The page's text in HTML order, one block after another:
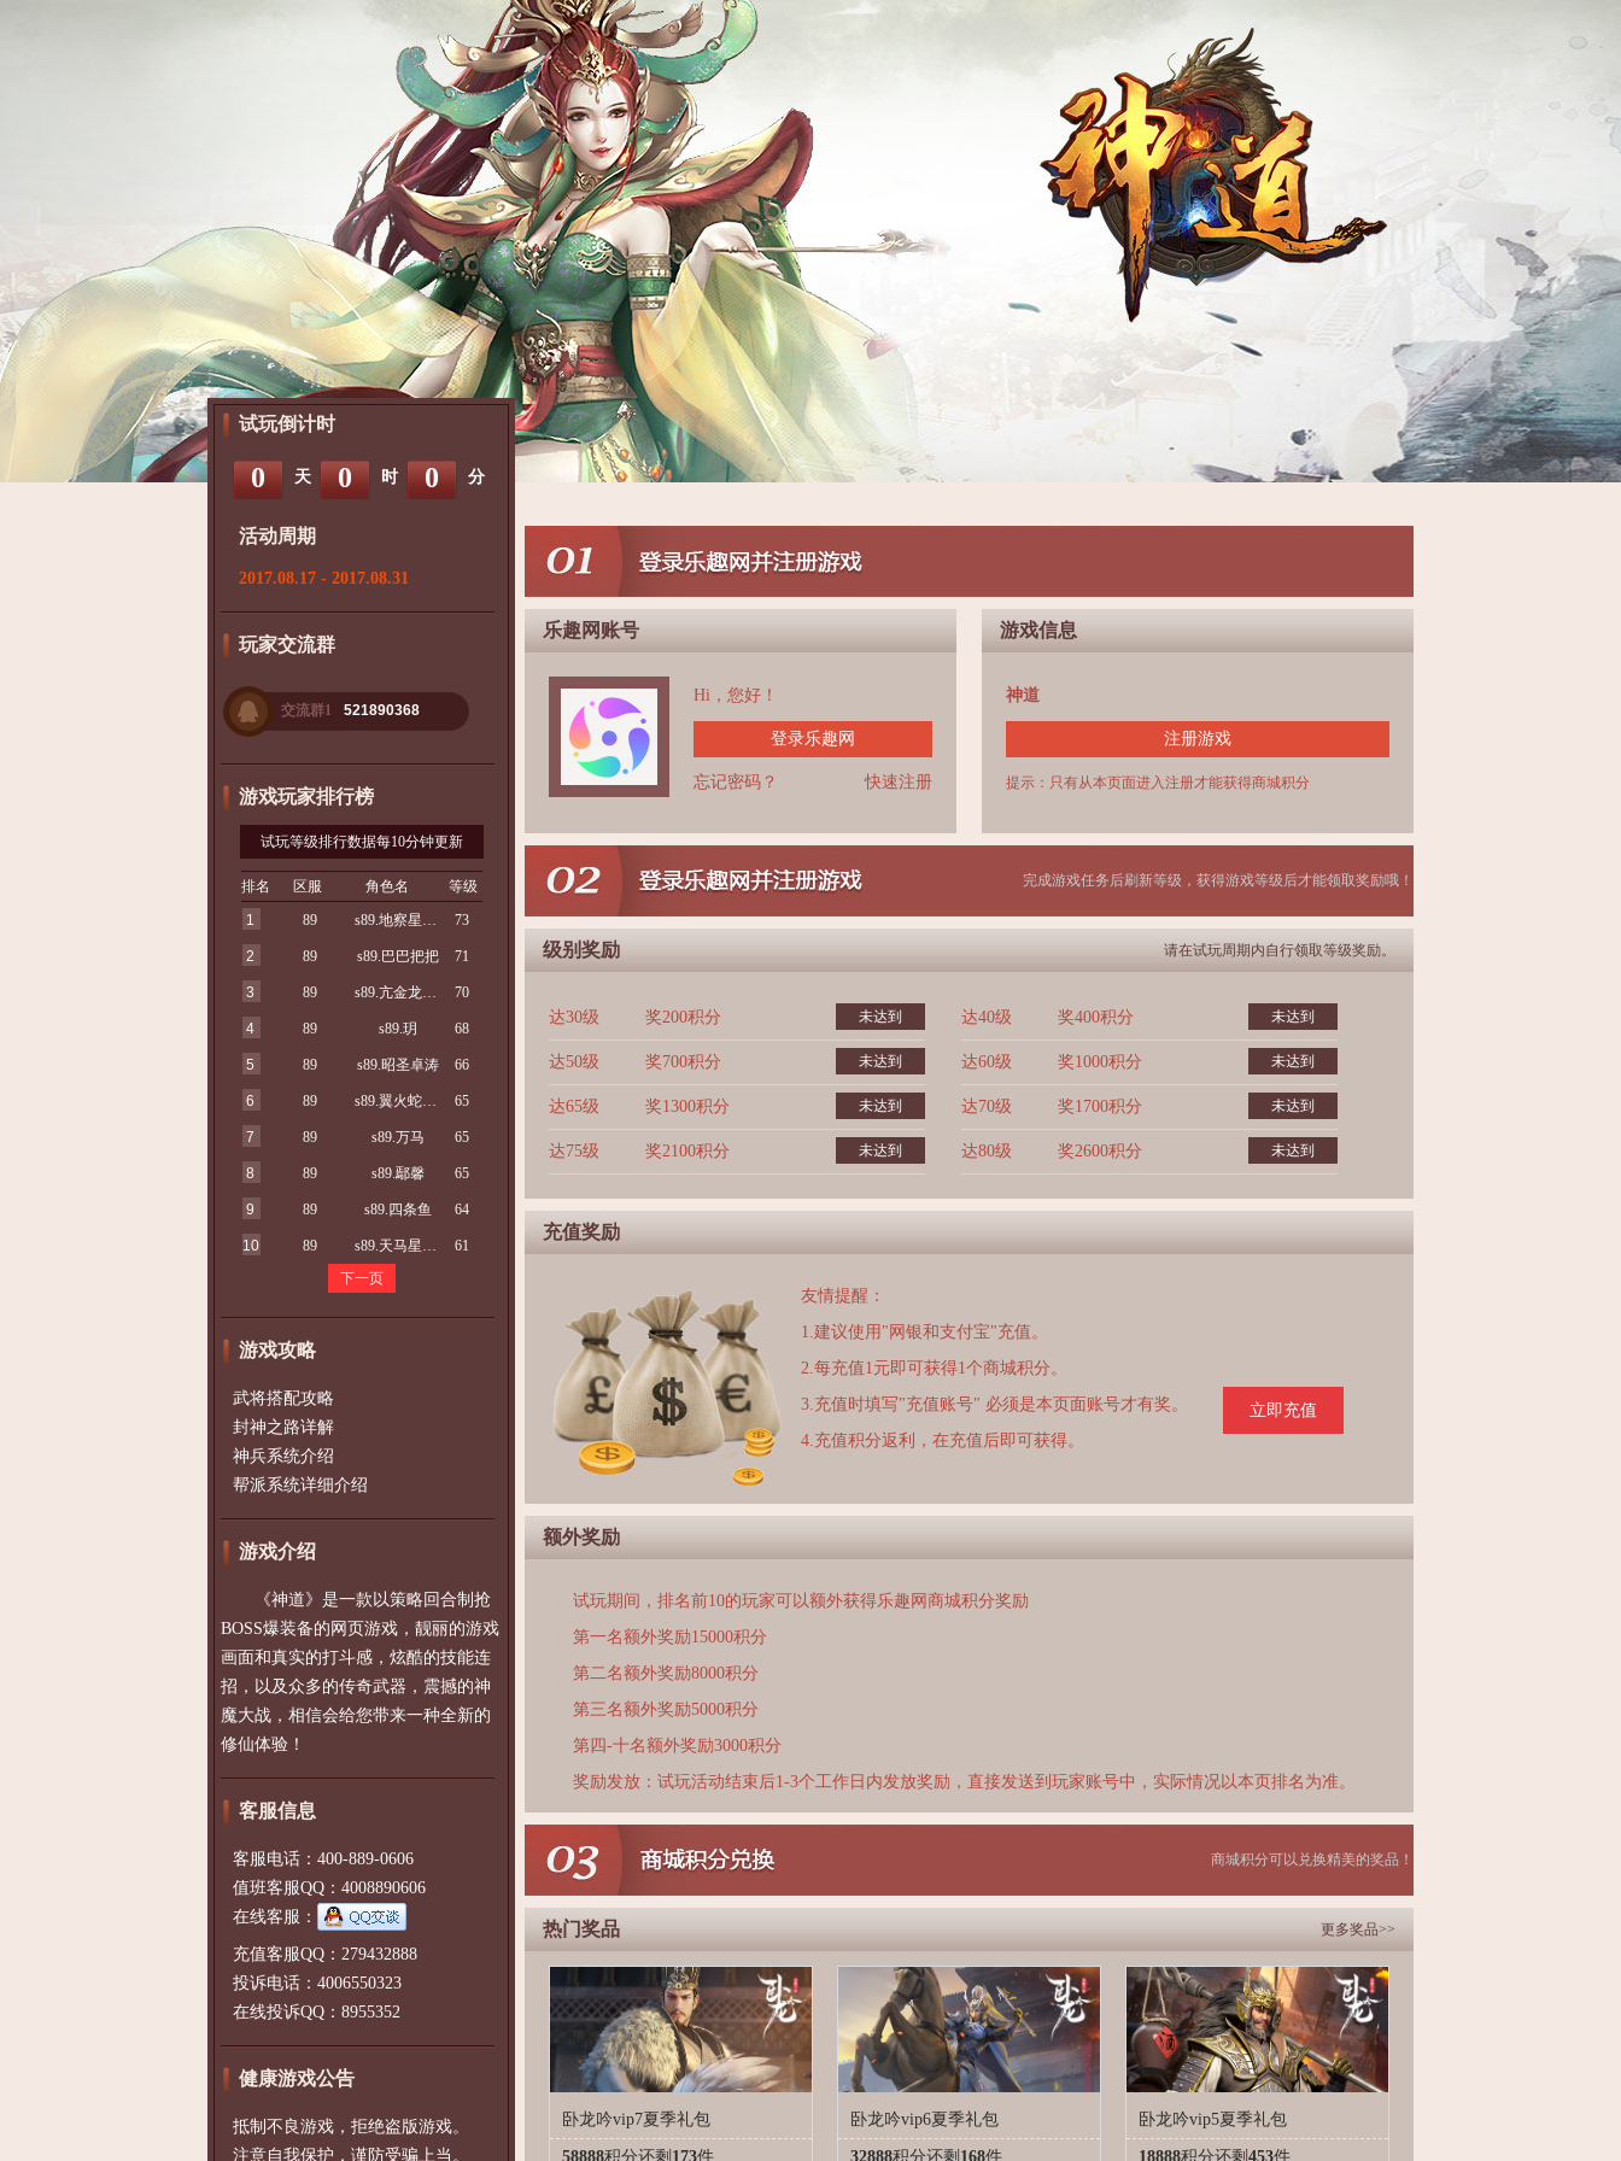
试玩倒计时
0 天 0 时 0 分
活动周期
2017.08.17 - 2017.08.31
玩家交流群
交流群1 521890368
游戏玩家排行榜
试玩等级排行数据每10分钟更新
排名 区服 角色名
等级
1
89 s89.地察星佘驰 73
2 89 s89.巴巴把把 71
3 89 s89.亢金龙和嫣 70
4 89 s89.玥 68
5 89 s89.昭圣卓涛 66
6 89 s89.翼火蛇蒋骁 65
7 89 s89.万马 65
8 89 s89.鄢馨 65
9 89 s89.四条鱼 64
10 89 s89.天马星朱祥
61
下一页
游戏攻略
武将搭配攻略
封神之路详解
神兵系统介绍
帮派系统详细介绍
游戏介绍
《神道》是一款以策略回合制抢
BOSS爆装备的网页游戏，靓丽的游戏
画面和真实的打斗感，炫酷的技能连
招，以及众多的传奇武器，震撼的神
魔大战，相信会给您带来一种全新的
修仙体验！
客服信息
客服电话：400-889-0606
值班客服QQ：4008890606
在线客服：
充值客服QQ：279432888
投诉电话：4006550323
在线投诉QQ：8955352
健康游戏公告
抵制不良游戏，拒绝盗版游戏。
注意自我保护，谨防受骗上当。
乐趣网账号
Hi，您好！
登录乐趣网
快速注册
忘记密码？
游戏信息
神道
注册游戏
提示：只有从本页面进入注册才能获得商城积分
完成游戏任务后刷新等级，获得游戏等级后才能领取奖励哦！
级别奖励 请在试玩周期内自行领取等级奖励。
达30级 奖200积分 未达到 达40级 奖400积分 未达到
达50级 奖700积分 未达到 达60级 奖1000积分 未达到
达65级 奖1300积分 未达到 达70级 奖1700积分 未达到
达75级 奖2100积分 未达到 达80级 奖2600积分 未达到
充值奖励
友情提醒：
1.建议使用"网银和支付宝"充值。
2.每充值1元即可获得1个商城积分。
3.充值时填写"充值账号" 必须是本页面账号才有奖。
4.充值积分返利，在充值后即可获得。
立即充值
额外奖励
试玩期间，排名前10的玩家可以额外获得乐趣网商城积分奖励
第一名额外奖励15000积分
第二名额外奖励8000积分
第三名额外奖励5000积分
第四-十名额外奖励3000积分
奖励发放：试玩活动结束后1-3个工作日内发放奖励，直接发送到玩家账号中，实际情况以本页排名为准。
商城积分可以兑换精美的奖品！
热门奖品 更多奖品>>
卧龙吟vip7夏季礼包
58888积分还剩 173件
卧龙吟vip6夏季礼包
32888积分还剩 168件
卧龙吟vip5夏季礼包
18888积分还剩 453件